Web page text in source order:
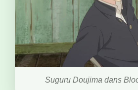
Suguru Doujima dans